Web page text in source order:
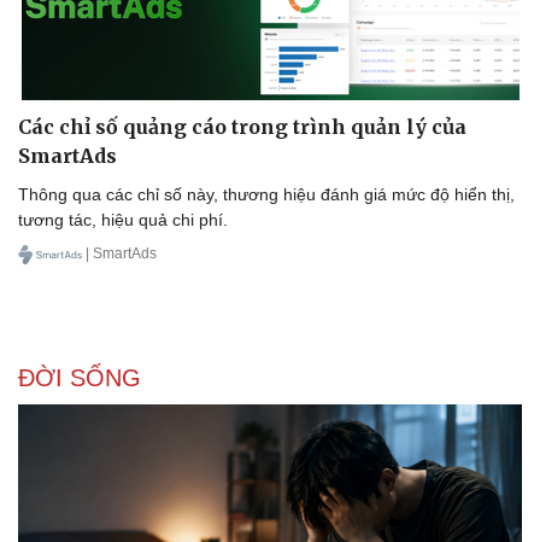
Các chỉ số quảng cáo trong trình quản lý của
SmartAds
Thông qua các chỉ số này, thương hiệu đánh giá mức độ hiển thị,
tương tác, hiệu quả chi phí.
| SmartAds
ĐỜI SỐNG